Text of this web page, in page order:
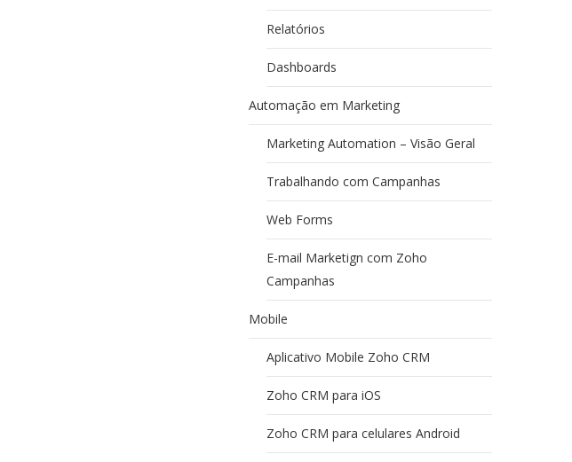
Relatórios
Dashboards
Automação em Marketing
Marketing Automation – Visão Geral
Trabalhando com Campanhas
Web Forms
E-mail Marketign com Zoho
Campanhas
Mobile
Aplicativo Mobile Zoho CRM
Zoho CRM para iOS
Zoho CRM para celulares Android